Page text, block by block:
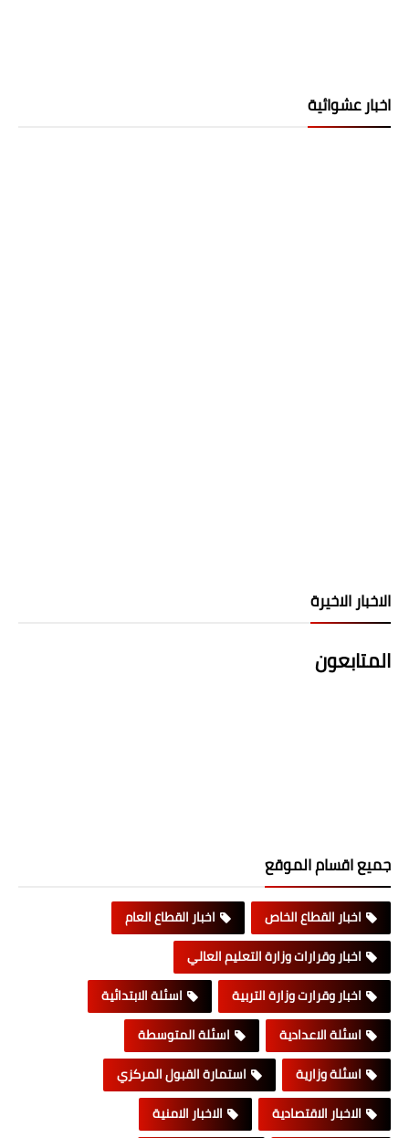
اخبار عشوائية
الاخبار الاخيرة
المتابعون
جميع اقسام الموقع
اخبار القطاع الخاص
اخبار القطاع العام
اخبار وقرارات وزارة التعليم العالي
اخبار وقرارت وزارة التربية
اسئلة الابتدائية
اسئلة الاعدادية
اسئلة المتوسطة
اسئلة وزارية
استمارة القبول المركزي
الاخبار الاقتصادية
الاخبار الامنية